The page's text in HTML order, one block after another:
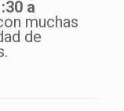
a
muchas
de